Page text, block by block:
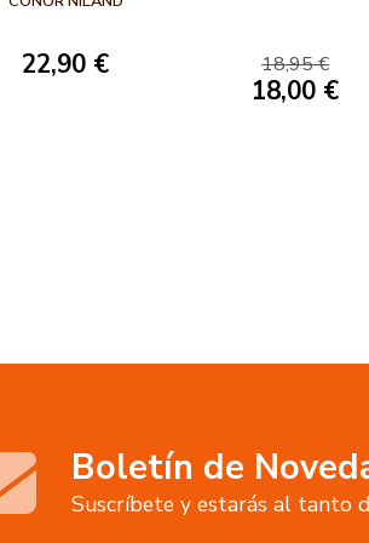
22,90 € 18,95 €
18,00 €
Boletín de
Suscríbete y estarás al tanto